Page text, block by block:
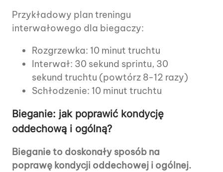
Przykładowy plan treningu
interwałowego dla biegaczy:
Rozgrzewka: 10 minut truchtu
Interwał: 30 sekund sprintu, 30
sekund truchtu (powtórz 8-12 razy)
Schłodzenie: 10 minut truchtu
Bieganie: jak poprawić kondycję
oddechową i ogólną?
Bieganie to doskonały sposób na
poprawę kondycji oddechowej i ogólnej.